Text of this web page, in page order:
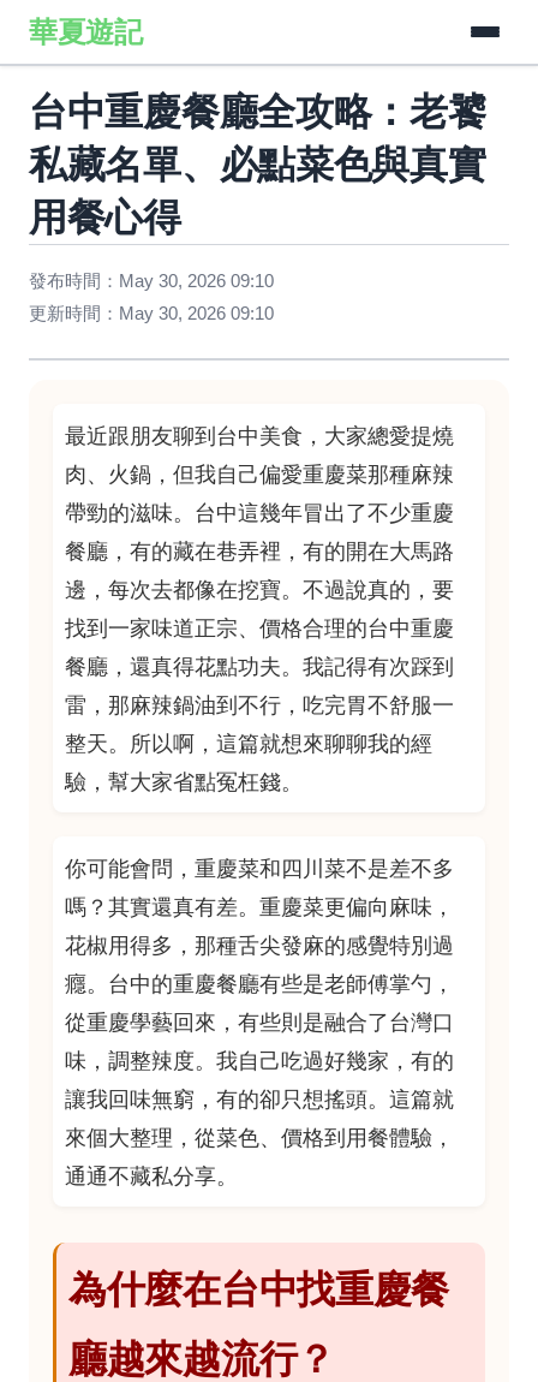
華夏遊記
台中重慶餐廳全攻略：老饕
私藏名單、必點菜色與真實
用餐心得
發布時間：May 30, 2026 09:10
更新時間：May 30, 2026 09:10
最近跟朋友聊到台中美食，大家總愛提燒
肉、火鍋，但我自己偏愛重慶菜那種麻辣
帶勁的滋味。台中這幾年冒出了不少重慶
餐廳，有的藏在巷弄裡，有的開在大馬路
邊，每次去都像在挖寶。不過說真的，要
找到一家味道正宗、價格合理的台中重慶
餐廳，還真得花點功夫。我記得有次踩到
雷，那麻辣鍋油到不行，吃完胃不舒服一
整天。所以啊，這篇就想來聊聊我的經
驗，幫大家省點冤枉錢。
你可能會問，重慶菜和四川菜不是差不多
嗎？其實還真有差。重慶菜更偏向麻味，
花椒用得多，那種舌尖發麻的感覺特別過
癮。台中的重慶餐廳有些是老師傅掌勺，
從重慶學藝回來，有些則是融合了台灣口
味，調整辣度。我自己吃過好幾家，有的
讓我回味無窮，有的卻只想搖頭。這篇就
來個大整理，從菜色、價格到用餐體驗，
通通不藏私分享。
為什麼在台中找重慶餐
廳越來越流行？